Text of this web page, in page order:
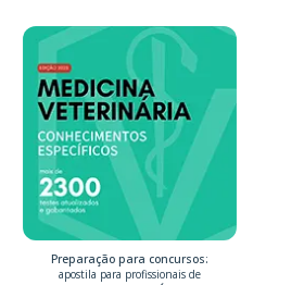
Preparação para concursos:
apostila para profissionais de